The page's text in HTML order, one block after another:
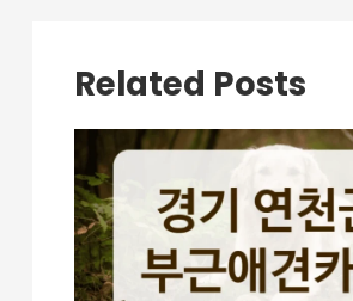
Related Posts